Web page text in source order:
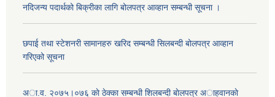
नदिजन्य पदार्थको बिक्रीका लागि बोलपत्र आव्हान सम्बन्धी सूचना ।
छपाई तथा स्टेशनरी सामानहरु खरिद सम्बन्धी सिलबन्दी बोलपत्र आव्हान
गरिएको सूचना
अा.व. २०७५।०७६ काे ठेक्का सम्बन्धी शिलबन्दी बाेलपत्र अाहवानकाे